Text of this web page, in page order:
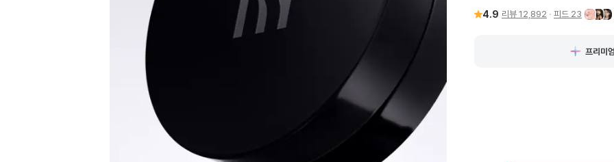
4.9 리뷰 12,892 피드 23
프리미